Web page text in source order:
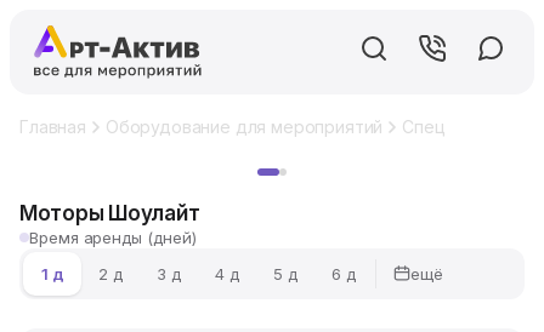
Главная Оборудование для мероприятий Спецэффекты
Моторы Шоулайт
Время аренды (дней)
1 д
2 д 3 д 4 д 5 д 6 д ещё